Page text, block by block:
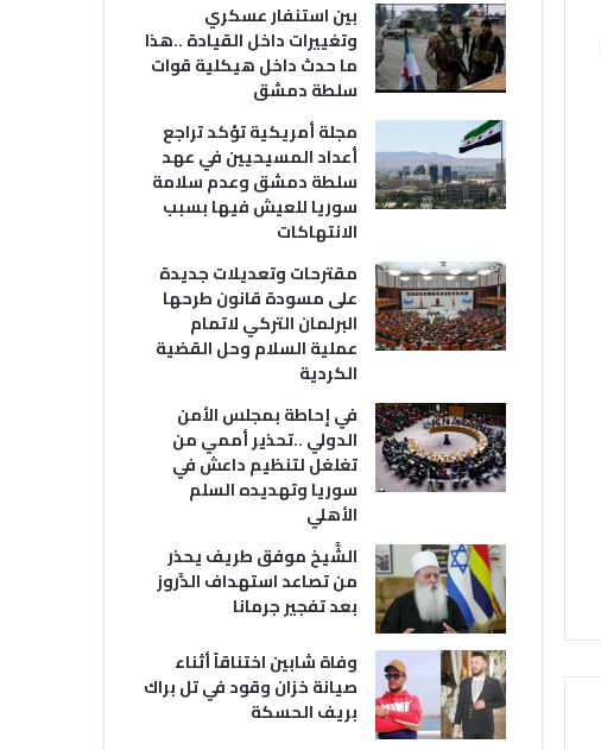
بين استنفار عسكري
وتغييرات داخل القيادة ..هذا
ما حدث داخل هيكلية قوات
سلطة دمشق
مجلة أمريكية تؤكد تراجع
أعداد المسيحيين في عهد
سلطة دمشق وعدم سلامة
سوريا للعيش فيها بسبب
الانتهاكات
مقترحات وتعديلات جديدة
على مسودة قانون طرحها
البرلمان التركي لاتمام
عملية السلام وحل القضية
الكردية
في إحاطة بمجلس الأمن
الدولي ..تحذير أممي من
تغلغل لتنظيم داعش في
سوريا وتهديده السلم
الأهلي
الشَّيخ موفق طريف يحذر
من تصاعد استهداف الدَّروز
بعد تفجير جرمانا
وفاة شابين اختناقاً أثناء
صيانة خزان وقود في تل براك
بريف الحسكة